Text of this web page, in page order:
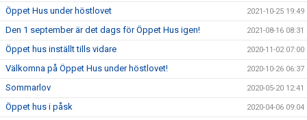
Öppet Hus under höstlovet 2021-10-25 19:49
Den 1 september är det dags för Öppet Hus igen! 2021-08-16 08:31
Öppet hus inställt tills vidare 2020-11-02 07:00
Välkomna på Öppet Hus under höstlovet! 2020-10-26 06:37
Sommarlov 2020-05-20 12:41
Öppet hus i påsk 2020-04-06 09:04